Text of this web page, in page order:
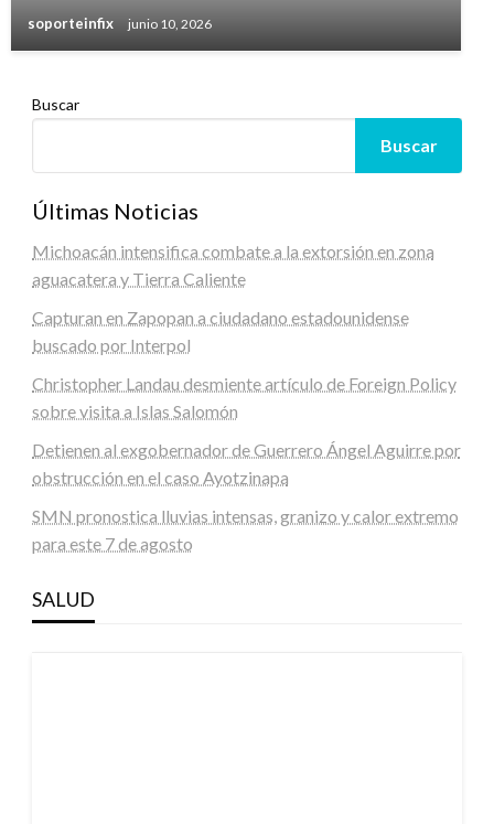
soporteinfix junio 10, 2026
Buscar
Buscar
Últimas Noticias
Michoacán intensifica combate a la extorsión en zona
aguacatera y Tierra Caliente
Capturan en Zapopan a ciudadano estadounidense
buscado por Interpol
Christopher Landau desmiente artículo de Foreign Policy
sobre visita a Islas Salomón
Detienen al exgobernador de Guerrero Ángel Aguirre por
obstrucción en el caso Ayotzinapa
SMN pronostica lluvias intensas, granizo y calor extremo
para este 7 de agosto
SALUD